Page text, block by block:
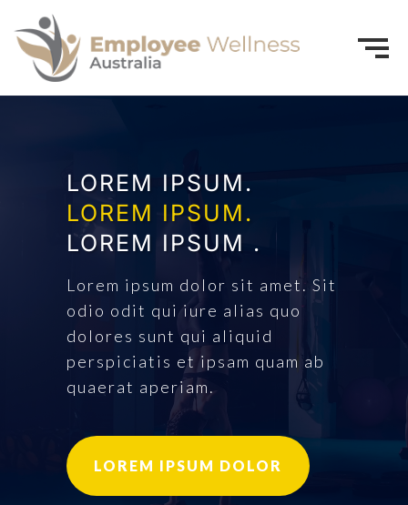
LOREM IPSUM.
LOREM IPSUM.
LOREM IPSUM .
Lorem ipsum dolor sit amet. Sit
odio odit qui iure alias quo
dolores sunt qui aliquid
perspiciatis et ipsam quam ab
quaerat aperiam.
LOREM IPSUM DOLOR